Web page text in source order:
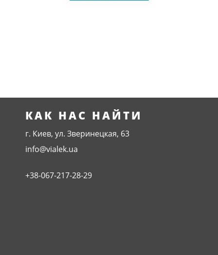
КАК НАС НАЙТИ
г. Киев, ул. Зверинецкая, 63
info@vialek.ua
+38-067-217-28-29